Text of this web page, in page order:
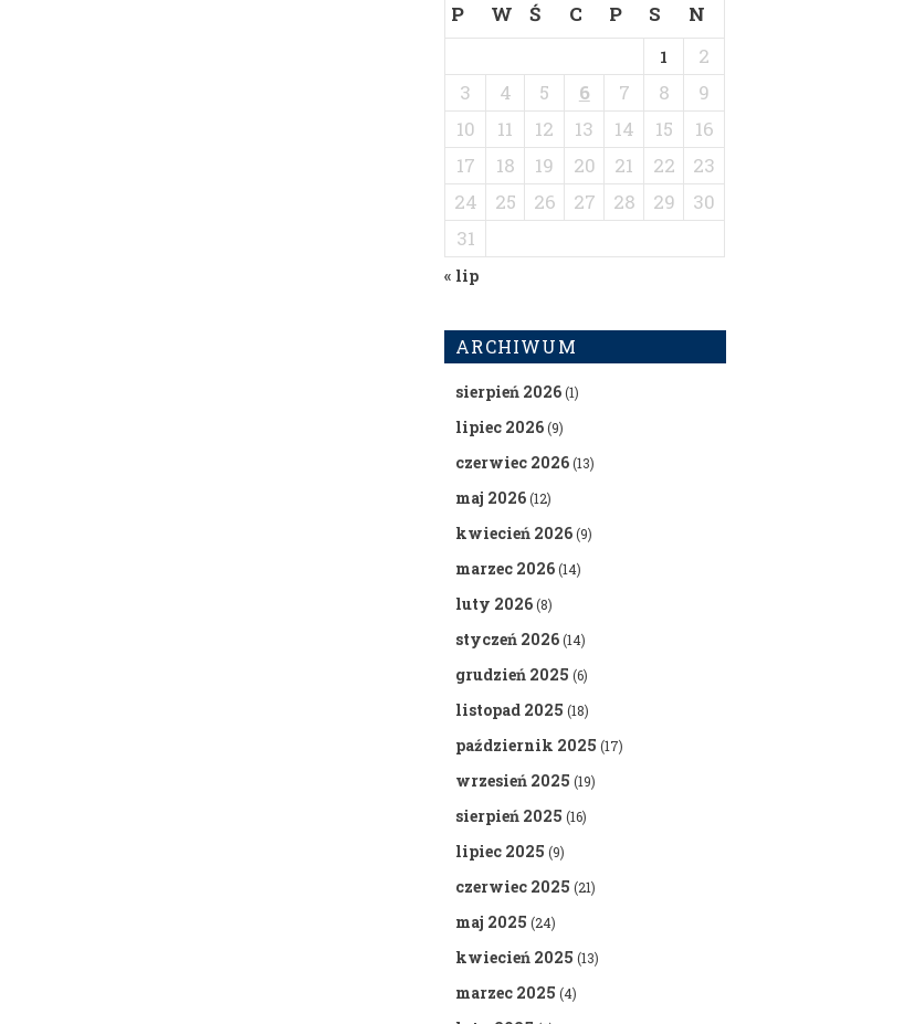
P
W Ś C P S N
1
2
3
4 5 6 7 8
9
10
11 12 13 14 15
16
17
18 19 20 21 22
23
24
25 26 27 28 29
30
31
« lip
ARCHIWUM
sierpień 2026(1)
lipiec 2026(9)
czerwiec 2026(13)
maj 2026(12)
kwiecień 2026(9)
marzec 2026(14)
luty 2026(8)
styczeń 2026(14)
grudzień 2025 (6)
listopad 2025 (18)
październik 2025 (17)
wrzesień 2025 (19)
sierpień 2025 (16)
lipiec 2025 (9)
czerwiec 2025 (21)
maj 2025 (24)
kwiecień 2025 (13)
marzec 2025 (4)